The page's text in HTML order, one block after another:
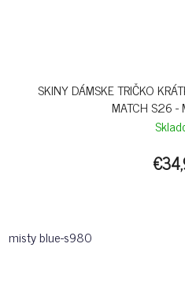
SKINY DÁMSKE TRIČKO
MATCH S26 -
misty blue-s980